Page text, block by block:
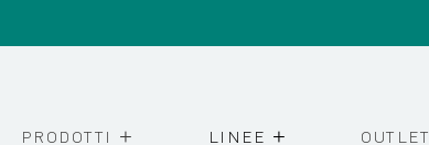
PRODOTTI LINEE OUTLET